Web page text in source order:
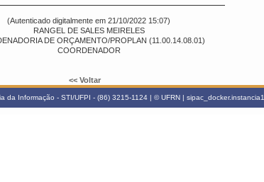
(Autenticado digitalmente em 21/10/2022 15:07)
RANGEL DE SALES MEIRELES
DE ORÇAMENTO/PROPLAN (11.00.14.08.01)
COORDENADOR
<< Voltar
da Informação - STI/UFPI - (86) 3215-1124 | © UFRN | sipac_docker.instancia1